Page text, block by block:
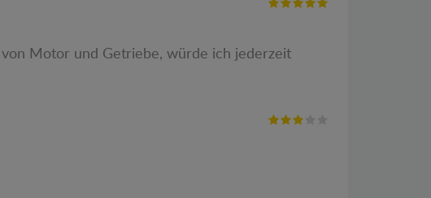
von Motor und Getriebe, würde ich jederzeit